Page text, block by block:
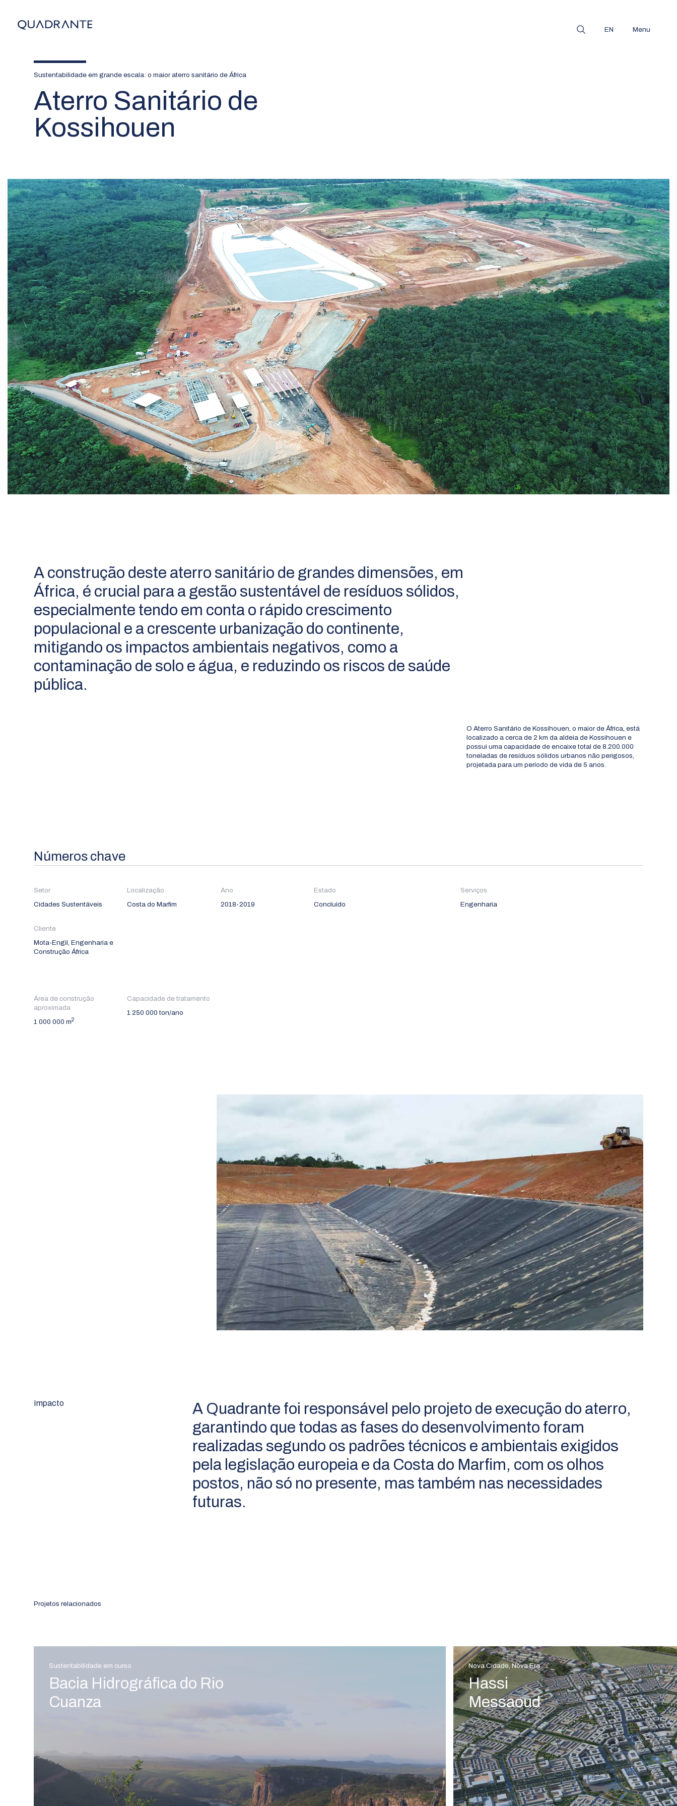
EN Menu
Sustentabilidade em grande escala: o maior aterro sanitário de África
Aterro Sanitário de
Kossihouen
A construção deste aterro sanitário de grandes dimensões, em
África, é crucial para a gestão sustentável de resíduos sólidos,
especialmente tendo em conta o rápido crescimento
populacional e a crescente urbanização do continente,
mitigando os impactos ambientais negativos, como a
contaminação de solo e água, e reduzindo os riscos de saúde
pública.
O Aterro Sanitário de Kossihouen, o maior de África, está
localizado a cerca de 2 km da aldeia de Kossihouen e
possui uma capacidade de encaixe total de 8.200.000
toneladas de resíduos sólidos urbanos não perigosos,
projetada para um período de vida de 5 anos.
Números chave
Setor
Cidades Sustentáveis
Localização
Costa do Marfim
Ano
2018-2019
Estado
Concluído
Cliente
Mota-Engil, Engenharia e
Construção África
Serviços
Engenharia
Área de construção
aproximada
1 000 000 m2
Capacidade de tratamento
1 250 000 ton/ano
Impacto
A Quadrante foi responsável pelo projeto de execução do aterro,
garantindo que todas as fases do desenvolvimento foram
realizadas segundo os padrões técnicos e ambientais exigidos
pela legislação europeia e da Costa do Marfim, com os olhos
postos, não só no presente, mas também nas necessidades
futuras.
Projetos relacionados
Sustentabilidade em curso
Bacia Hidrográfica do Rio
Cuanza
Nova Cidade, Nova Era
Hassi
Messaoud